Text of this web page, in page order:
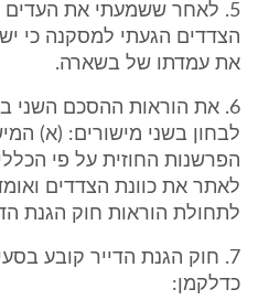
5. לאחר ששמעתי את העדים
הצדדים הגעתי למסקנה כי יש
את עמדתו של בשארה.
6. את הוראות ההסכם השני
לבחון בשני מישורים: (א)
הפרשנות החוזית על פי
לאתר את כוונת הצדדים
לתחולת הוראות חוק הגנת
כדלקמן: